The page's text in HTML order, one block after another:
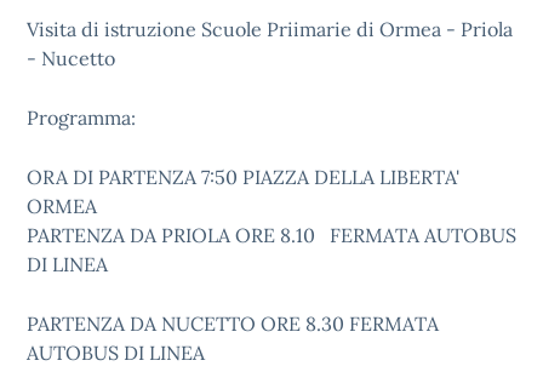
Visita di istruzione Scuole Priimarie di Ormea - Priola
- Nucetto
Programma:
ORA DI PARTENZA 7:50 PIAZZA DELLA LIBERTA'
ORMEA
PARTENZA DA PRIOLA ORE 8.10 FERMATA AUTOBUS
DI LINEA
PARTENZA DA NUCETTO ORE 8.30 FERMATA
AUTOBUS DI LINEA